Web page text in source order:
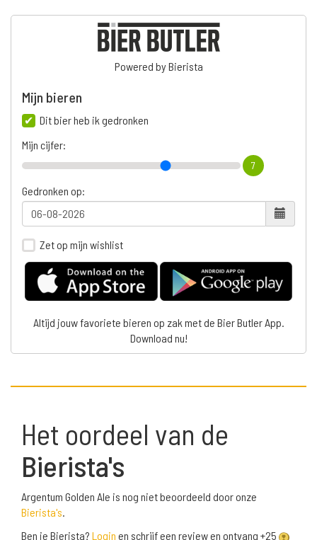
Powered by Bierista
Mijn bieren
Dit bier heb ik gedronken
Mijn cijfer:
7
Gedronken op:
Zet op mijn wishlist
Altijd jouw favoriete bieren op zak met de Bier Butler App.
Download nu!
Het oordeel van de
Bierista's
Argentum Golden Ale is nog niet beoordeeld door onze
Bierista's.
Ben je Bierista? Login en schrijf een review en ontvang +25